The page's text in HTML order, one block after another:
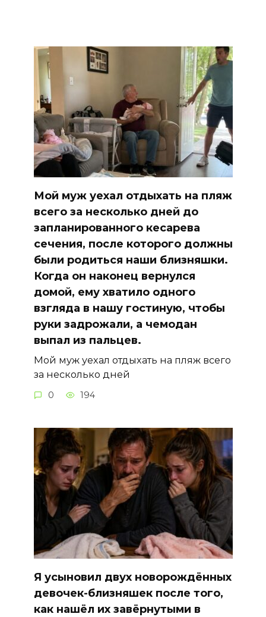
Мой муж уехал отдыхать на пляж
всего за несколько дней до
запланированного кесарева
сечения, после которого должны
были родиться наши близняшки.
Когда он наконец вернулся
домой, ему хватило одного
взгляда в нашу гостиную, чтобы
руки задрожали, а чемодан
выпал из пальцев.
Мой муж уехал отдыхать на пляж всего
за несколько дней
0 194
Я усыновил двух новорождённых
девочек-близняшек после того,
как нашёл их завёрнутыми в